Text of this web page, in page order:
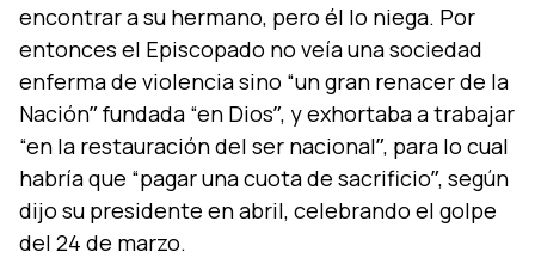
encontrar a su hermano, pero él lo niega. Por
entonces el Episcopado no veí­a una sociedad
enferma de violencia sino “un gran renacer de la
Naciónˮ fundada “en Diosˮ, y exhortaba a trabajar
“en la restauración del ser nacionalˮ, para lo cual
habrí­a que “pagar una cuota de sacrificioˮ, según
dijo su presidente en abril, celebrando el golpe
del 24 de marzo.